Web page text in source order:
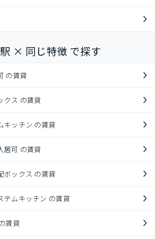
× 同じ特徴 で探す
の賃貸
ス の賃貸
ッチン の賃貸
可 の賃貸
ックス の賃貸
ムキッチン の賃貸
賃貸